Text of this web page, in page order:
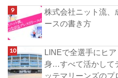
株式会社ニット流、
ースの書き方
LINEで全選手にヒ
身…すべて活かして
ッテマリーンズのプ